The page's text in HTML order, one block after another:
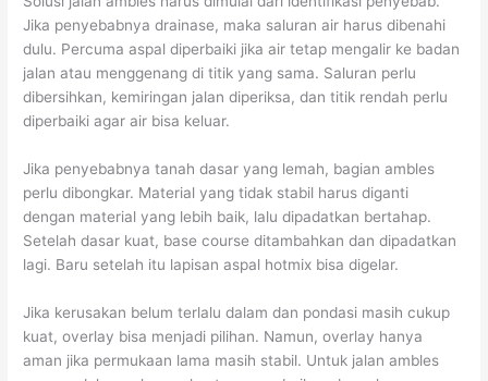
Jika penyebabnya drainase, maka saluran air harus dibenahi
dulu. Percuma aspal diperbaiki jika air tetap mengalir ke badan
jalan atau menggenang di titik yang sama. Saluran perlu
dibersihkan, kemiringan jalan diperiksa, dan titik rendah perlu
diperbaiki agar air bisa keluar.
Jika penyebabnya tanah dasar yang lemah, bagian ambles
perlu dibongkar. Material yang tidak stabil harus diganti
dengan material yang lebih baik, lalu dipadatkan bertahap.
Setelah dasar kuat, base course ditambahkan dan dipadatkan
lagi. Baru setelah itu lapisan aspal hotmix bisa digelar.
Jika kerusakan belum terlalu dalam dan pondasi masih cukup
kuat, overlay bisa menjadi pilihan. Namun, overlay hanya
aman jika permukaan lama masih stabil. Untuk jalan ambles